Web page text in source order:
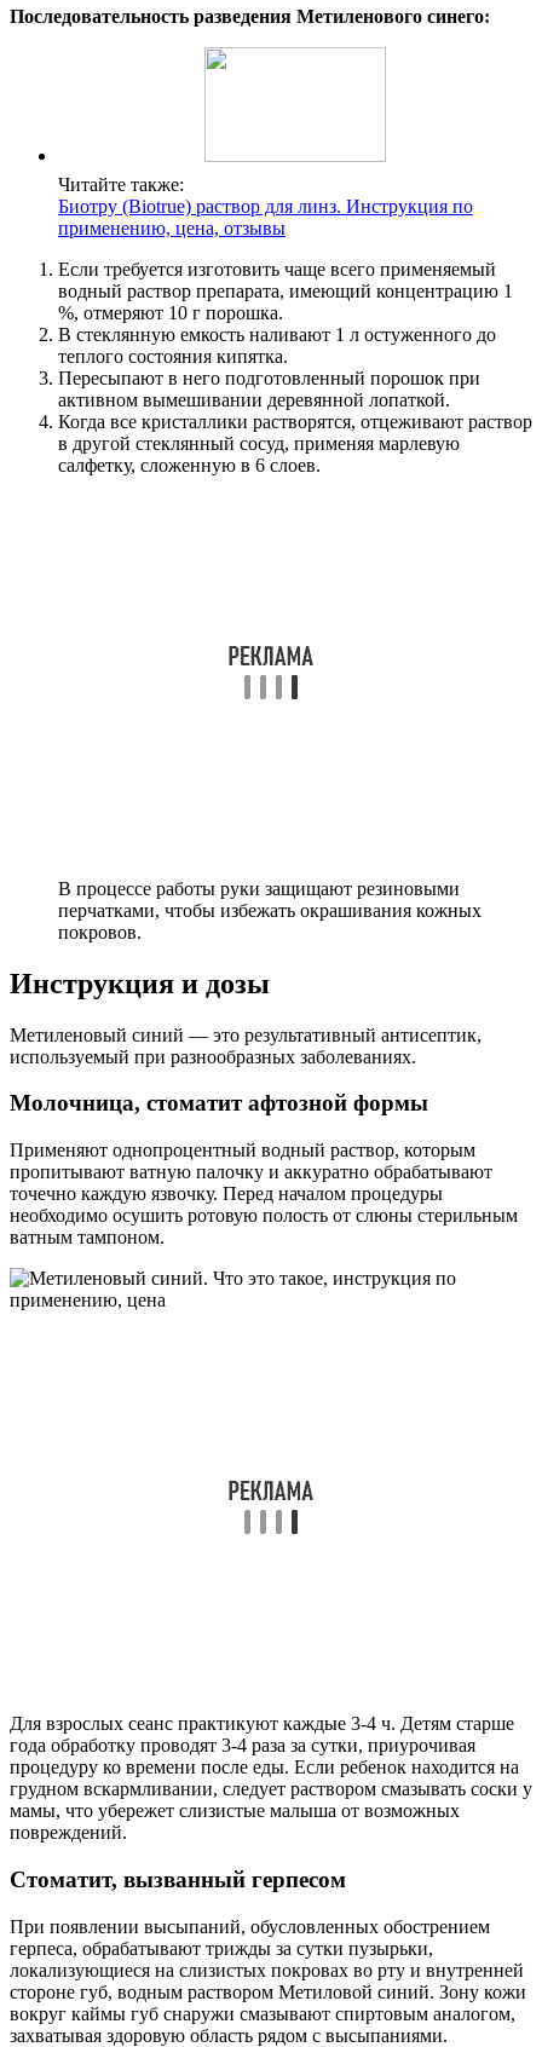
Последовательность разведения Метиленового синего:
Читайте также:
Биотру (Biotrue) раствор для линз. Инструкция по
применению, цена, отзывы
Если требуется изготовить чаще всего применяемый
водный раствор препарата, имеющий концентрацию 1
%, отмеряют 10 г порошка.
В стеклянную емкость наливают 1 л остуженного до
теплого состояния кипятка.
Пересыпают в него подготовленный порошок при
активном вымешивании деревянной лопаткой.
Когда все кристаллики растворятся, отцеживают раствор
в другой стеклянный сосуд, применяя марлевую
салфетку, сложенную в 6 слоев.
В процессе работы руки защищают резиновыми
перчатками, чтобы избежать окрашивания кожных
покровов.
Инструкция и дозы
Метиленовый синий — это результативный антисептик,
используемый при разнообразных заболеваниях.
Молочница, стоматит афтозной формы
Применяют однопроцентный водный раствор, которым
пропитывают ватную палочку и аккуратно обрабатывают
точечно каждую язвочку. Перед началом процедуры
необходимо осушить ротовую полость от слюны стерильным
ватным тампоном.
Для взрослых сеанс практикуют каждые 3-4 ч. Детям старше
года обработку проводят 3-4 раза за сутки, приурочивая
процедуру ко времени после еды. Если ребенок находится на
грудном вскармливании, следует раствором смазывать соски у
мамы, что убережет слизистые малыша от возможных
повреждений.
Стоматит, вызванный герпесом
При появлении высыпаний, обусловленных обострением
герпеса, обрабатывают трижды за сутки пузырьки,
локализующиеся на слизистых покровах во рту и внутренней
стороне губ, водным раствором Метиловой синий. Зону кожи
вокруг каймы губ снаружи смазывают спиртовым аналогом,
захватывая здоровую область рядом с высыпаниями.